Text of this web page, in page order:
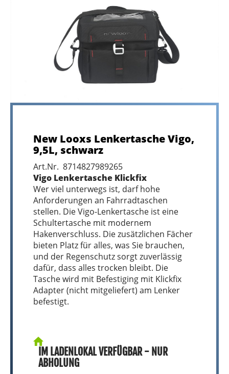
New Looxs Lenkertasche Vigo,
9,5L, schwarz
Art.Nr. 8714827989265
Vigo Lenkertasche Klickfix
Wer viel unterwegs ist, darf hohe
Anforderungen an Fahrradtaschen
stellen. Die Vigo-Lenkertasche ist eine
Schultertasche mit modernem
Hakenverschluss. Die zusätzlichen Fächer
bieten Platz für alles, was Sie brauchen,
und der Regenschutz sorgt zuverlässig
dafür, dass alles trocken bleibt. Die
Tasche wird mit Befestiging mit Klickfix
Adapter (nicht mitgeliefert) am Lenker
befestigt.
IM LADENLOKAL VERFÜGBAR - NUR
ABHOLUNG